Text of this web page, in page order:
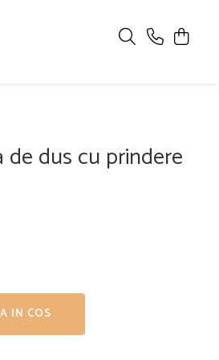
dus cu prindere
IN COS